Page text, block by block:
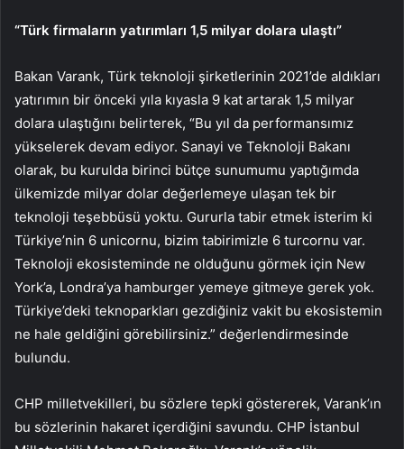
“Türk firmaların yatırımları 1,5 milyar dolara ulaştı”
Bakan Varank, Türk teknoloji şirketlerinin 2021’de aldıkları
yatırımın bir önceki yıla kıyasla 9 kat artarak 1,5 milyar
dolara ulaştığını belirterek, “Bu yıl da performansımız
yükselerek devam ediyor. Sanayi ve Teknoloji Bakanı
olarak, bu kurulda birinci bütçe sunumumu yaptığımda
ülkemizde milyar dolar değerlemeye ulaşan tek bir
teknoloji teşebbüsü yoktu. Gururla tabir etmek isterim ki
Türkiye’nin 6 unicornu, bizim tabirimizle 6 turcornu var.
Teknoloji ekosisteminde ne olduğunu görmek için New
York’a, Londra’ya hamburger yemeye gitmeye gerek yok.
Türkiye’deki teknoparkları gezdiğiniz vakit bu ekosistemin
ne hale geldiğini görebilirsiniz.” değerlendirmesinde
bulundu.
CHP milletvekilleri, bu sözlere tepki göstererek, Varank’ın
bu sözlerinin hakaret içerdiğini savundu. CHP İstanbul